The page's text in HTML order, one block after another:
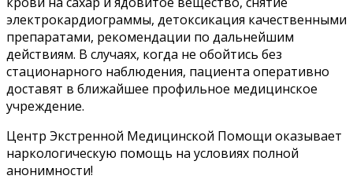
электрокардиограммы, детоксикация качественными
препаратами, рекомендации по дальнейшим
действиям. В случаях, когда не обойтись без
стационарного наблюдения, пациента оперативно
доставят в ближайшее профильное медицинское
учреждение.
Центр Экстренной Медицинской Помощи оказывает
наркологическую помощь на условиях полной
анонимности!